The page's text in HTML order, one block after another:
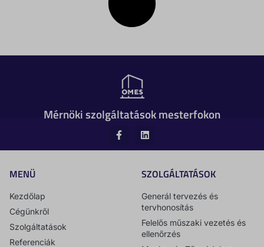
Mérnöki szolgáltatások mesterfokon
MENÜ
Kezdőlap
Cégünkről
Szolgáltatások
Referenciák
SZOLGÁLTATÁSOK
Generál tervezés és
tervhonosítás
Felelős műszaki vezetés és
ellenőrzés